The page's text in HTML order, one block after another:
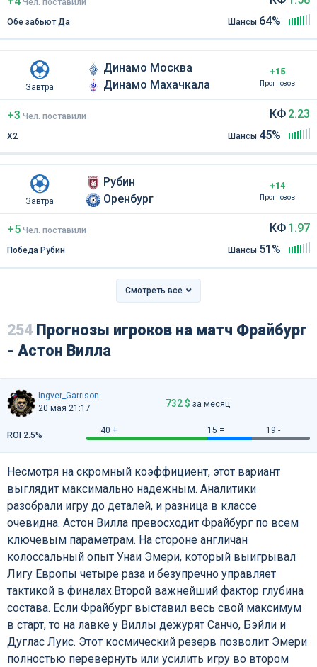
Чел . поставили
Обе забьют Да
Шансы 64%
Завтра
Динамо Москва
Динамо Махачкала
+15
Прогнозов
+3 Чел. поставили
Х2
КФ 2.23
Шансы 45%
Завтра
Рубин
Оренбург
+14
Прогнозов
+5 Чел. поставили
Победа Рубин
КФ 1.97
Шансы 51%
Смотреть все
254 Прогнозы игроков на матч Фрайбург
- Астон Вилла
Ingver_Garrison
20 мая 21:17
732 $ за месяц
40 + 15 = 19 -
ROI 2.5%
Несмотря на скромный коэффициент, этот вариант
выглядит максимально надежным. Аналитики
разобрали игру до деталей, и разница в классе
очевидна. Астон Вилла превосходит Фрайбург по всем
ключевым параметрам. На стороне англичан
колоссальный опыт Унаи Эмери, который выигрывал
Лигу Европы четыре раза и безупречно управляет
тактикой в финалах.Второй важнейший фактор глубина
состава. Если Фрайбург выставил весь свой максимум
в старт, то на лавке у Виллы дежурят Санчо, Бэйли и
Дуглас Луис. Этот космический резерв позволит Эмери
полностью перевернуть или усилить игру во втором